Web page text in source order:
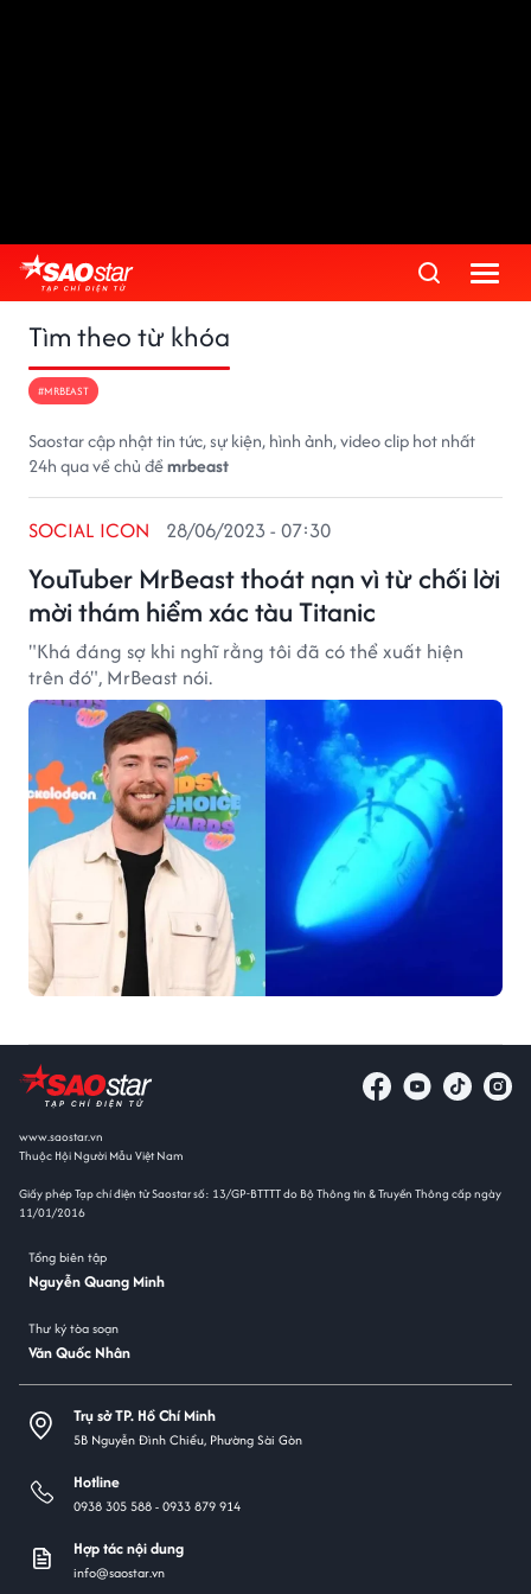
Tìm theo từ khóa
#MRBEAST
Saostar cập nhật tin tức, sự kiện, hình ảnh, video clip hot nhất
24h qua về chủ đềmrbeast
YouTuber MrBeast thoát nạn vì từ chối lời
mời thám hiểm xác tàu Titanic
SOCIAL ICON 28/06/2023 - 07:30
"Khá đáng sợ khi nghĩ rằng tôi đã có thể xuất hiện
trên đó", MrBeast nói.
www.saostar.vn
Thuộc Hội Người Mẫu Việt Nam
Giấy phép Tạp chí điện tử Saostar số: 13/GP-BTTTT do Bộ Thông tin & Truyền Thông cấp ngày
11/01/2016
Tổng biên tập
Nguyễn Quang Minh
Thư ký tòa soạn
Văn Quốc Nhân
Trụ sở TP. Hồ Chí Minh
5B Nguyễn Đình Chiểu, Phường Sài Gòn
Hotline
0938 305 588 -0933 879 914
Hợp tác nội dung
info@saostar.vn